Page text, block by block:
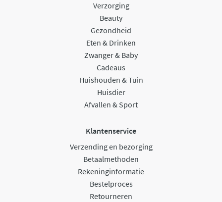
Verzorging
Beauty
Gezondheid
Eten & Drinken
Zwanger & Baby
Cadeaus
Huishouden & Tuin
Huisdier
Afvallen & Sport
Klantenservice
Verzending en bezorging
Betaalmethoden
Rekeninginformatie
Bestelproces
Retourneren